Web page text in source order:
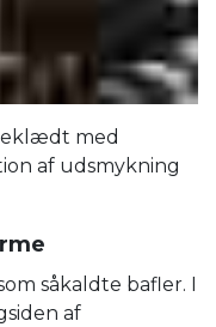
med
af udsmykning
såkaldte bafler. I
af